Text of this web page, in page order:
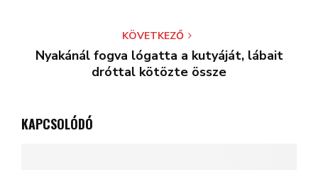
KÖVETKEZŐ
Nyakánál fogva lógatta a kutyáját, lábait
dróttal kötözte össze
KAPCSOLÓDÓ